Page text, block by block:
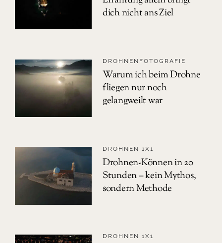
dich nicht ans Ziel
Warum ich beim Drohne
fliegen nur noch
gelangweilt war
DROHNENFOTOGRAFIE
Drohnen-Können in 20
Stunden – kein Mythos,
sondern Methode
DROHNEN 1X1
DROHNEN 1X1